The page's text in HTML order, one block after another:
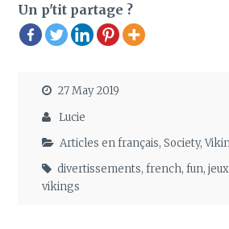
Un p'tit partage ?
27 May 2019
Lucie
Articles en français,Society,
divertissements,french,fun,jeux
vikings